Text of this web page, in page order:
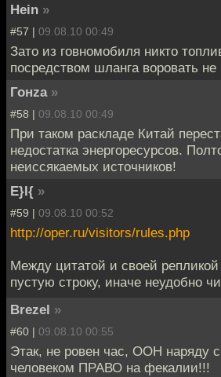
Hein »
#57 | 09.08.10 00:49
Зато из говномобиля никто
посредством шланга воровать не
Гонzа »
#58 | 09.08.10 00:49
При таком раскладе Китай
недостатка энергоресурсов.
неиссякаемых источников!
E}I{ »
#59 | 09.08.10 00:52
http://oper.ru/visitors/rules.php
Между цитатой и своей репликой
пустую строку, иначе неудобно
Brezel »
#60 | 09.08.10 00:55
Этак, не ровен час, ООН наряду с
человеком ПРАВО на фекалии!!!